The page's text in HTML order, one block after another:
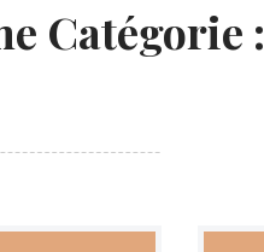
Catégorie :